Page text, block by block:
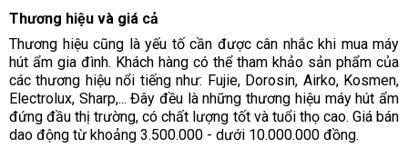
Thương hiệu và giá cả
Thương hiệu cũng là yếu tố cần được cân nhắc khi mua máy
hút ẩm gia đình. Khách hàng có thể tham khảo sản phẩm của
các thương hiệu nổi tiếng như: Fujie, Dorosin, Airko, Kosmen,
Electrolux, Sharp,... Đây đều là những thương hiệu máy hút ẩm
đứng đầu thị trường, có chất lượng tốt và tuổi thọ cao. Giá bán
dao động từ khoảng 3.500.000 - dưới 10.000.000 đồng.